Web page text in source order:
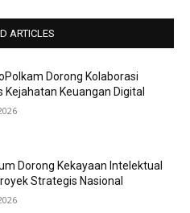
ARTICLES
Dorong Kolaborasi
Kejahatan Keuangan Digital
Dorong Kekayaan Intelektual
Strategis Nasional